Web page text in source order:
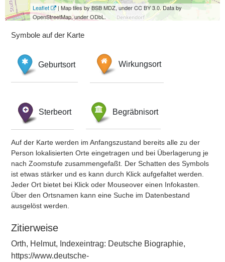
Leaflet
| Map tiles by BSB MDZ, under CC BY 3.0. Data by
OpenStreetMap, under ODbL.
Symbole auf der Karte
Geburtsort Wirkungsort
Sterbeort Begräbnisort
Auf der Karte werden im Anfangszustand bereits alle zu der
Person lokalisierten Orte eingetragen und bei Überlagerung je
nach Zoomstufe zusammengefaßt. Der Schatten des Symbols
ist etwas stärker und es kann durch Klick aufgefaltet werden.
Jeder Ort bietet bei Klick oder Mouseover einen Infokasten.
Über den Ortsnamen kann eine Suche im Datenbestand
ausgelöst werden.
Zitierweise
Orth, Helmut, Indexeintrag: Deutsche Biographie,
https://www.deutsche-